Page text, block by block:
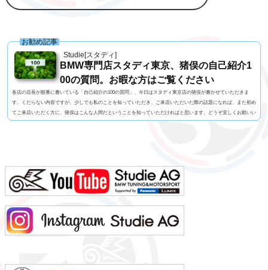
Studie[スタディ]
お勧め記事
BMW専門店スタディ東京、猪俣の自己紹介1
00の質問。お暇な方はご覧ください
各店の店長が順番に書いている「自己紹介の100の質問」、今日はスタディ東京店の猪俣が書かせていただきま
す。くだらない内容ですが、少しでも私のことを知っていただき、ご来店いただいた際の話題になれば、また初め
てご来店いただく方に、猪俣はこんな人間だということを知っていただければと思います。どうぞ宜しくお願いい
たします！1. 名前 猪俣 素（いのまた はじめ）2. 名前の由来 有名なお坊さんに命名いただいたらしい（当て